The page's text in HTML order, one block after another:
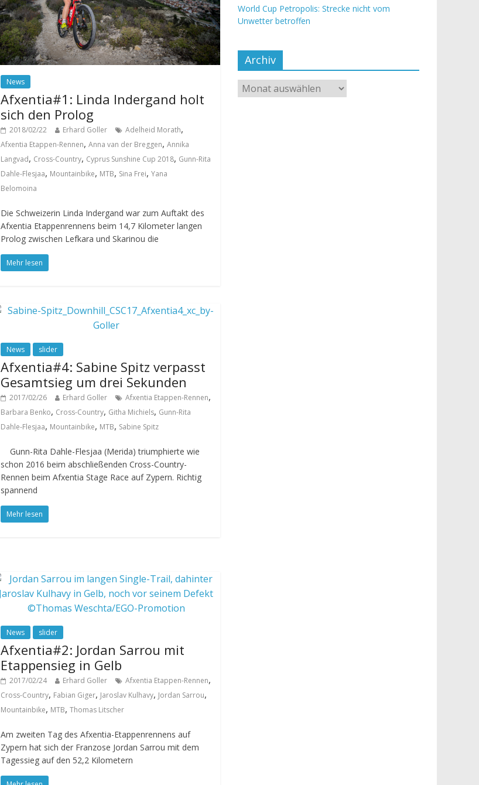
News
Afxentia#1: Linda Indergand holt
sich den Prolog
2018/02/22 Erhard Goller Adelheid Morath,
Afxentia Etappen-Rennen,Anna van der Breggen,Annika
Langvad, Cross-Country, Cyprus Sunshine Cup 2018, Gunn-Rita
Dahle-Flesjaa, Mountainbike, MTB, Sina Frei,Yana
Belomoina
Die Schweizerin Linda Indergand war zum Auftakt des
Afxentia Etappenrennens beim 14,7 Kilometer langen
Prolog zwischen Lefkara und Skarinou die
Mehr lesen
News slider
Afxentia#4: Sabine Spitz verpasst
Gesamtsieg um drei Sekunden
2017/02/26 Erhard Goller Afxentia Etappen-Rennen,
Barbara Benko, Cross-Country, Githa Michiels, Gunn-Rita
Dahle-Flesjaa, Mountainbike, MTB, Sabine Spitz
Gunn-Rita Dahle-Flesjaa (Merida) triumphierte wie
schon 2016 beim abschließenden Cross-Country-
Rennen beim Afxentia Stage Race auf Zypern. Richtig
spannend
Mehr lesen
News slider
Afxentia#2: Jordan Sarrou mit
Etappensieg in Gelb
2017/02/24 Erhard Goller Afxentia Etappen-Rennen,
Cross-Country, Fabian Giger, Jaroslav Kulhavy, Jordan Sarrou,
Mountainbike, MTB,Thomas Litscher
Am zweiten Tag des Afxentia-Etappenrennens auf
Zypern hat sich der Franzose Jordan Sarrou mit dem
Tagessieg auf den 52,2 Kilometern
World Cup Petropolis: Strecke nicht vom
Unwetter betroffen
Archiv